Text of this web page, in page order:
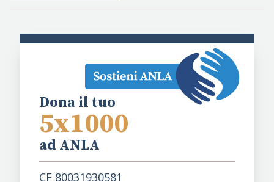
Dona il tuo
5x1000
ad ANLA
CF 80031930581